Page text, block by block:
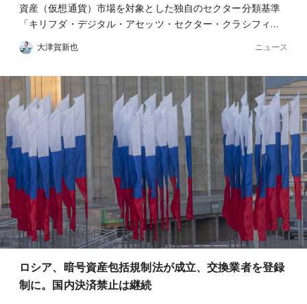
資産（仮想通貨）市場を対象とした独自のセクター分類基準
「キリフダ・デジタル・アセッツ・セクター・クラシフィ…
大津賀新也 ニュース
ロシア、暗号資産包括規制法が成立、交換業者を登録
制に。国内決済禁止は継続